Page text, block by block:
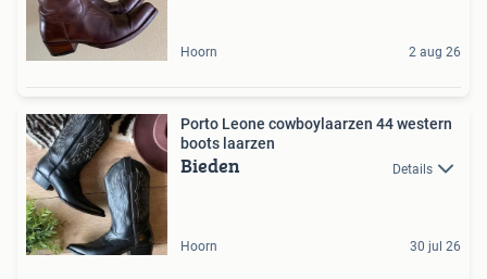
Hoorn 2 aug 26
Porto Leone cowboylaarzen 44 western
boots laarzen
Bieden Details
Hoorn 30 jul 26